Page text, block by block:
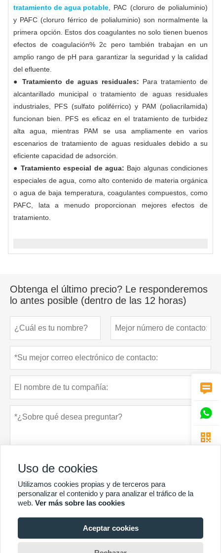
tratamiento de agua potable , PAC (cloruro de polialuminio)
y PAFC (cloruro férrico de polialuminio) son normalmente la
primera opción. Estos dos coagulantes no solo tienen buenos
efectos de coagulación% 2c pero también trabajan en un
amplio rango de pH para garantizar la seguridad y la calidad
del efluente.
● Tratamiento de aguas residuales: Para tratamiento de
alcantarillado municipal o tratamiento de aguas residuales
industriales, PFS (sulfato poliférrico) y PAM (poliacrilamida)
funcionan bien. PFS es eficaz en el tratamiento de turbidez
alta agua, mientras PAM se usa ampliamente en varios
escenarios de tratamiento de aguas residuales debido a su
eficiente capacidad de adsorción.
● Tratamiento especial de agua: Bajo algunas condiciones
especiales de agua, como alto contenido de materia orgánica
o agua de baja temperatura, coagulantes compuestos, como
PAFC, lata a menudo proporcionan mejores efectos de
tratamiento.
Obtenga el último precio? Le responderemos
lo antes posible (dentro de las 12 horas)
presentar Política de privacidad



Uso de cookies
Utilizamos cookies propias y de terceros para
personalizar el contenido y para analizar el tráfico de la
web. Ver más sobre las cookies
Aceptar cookies